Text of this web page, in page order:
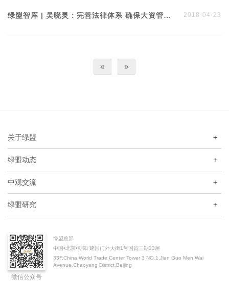
绿盟智库 | 吴晓灵：完善法律体系 确保大资管市场健康发展 2018-04-23
« »
关于绿盟 +
绿盟动态 +
中观交流 +
绿盟研究 +
微信公众号
绿盟总部
中国•北京•朝阳 建国门外大街1号国贸三期33层
33F,China World Trade Center Tower 3 NO.1,Jian Guo Men Wai
Avenue,Chaoyang District,Beijing